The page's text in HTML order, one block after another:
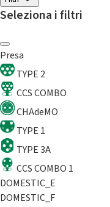
Seleziona i filtri
Presa
TYPE 2
CCS COMBO
CHAdeMO
TYPE 1
TYPE 3A
CCS COMBO 1
DOMESTIC_E
DOMESTIC_F